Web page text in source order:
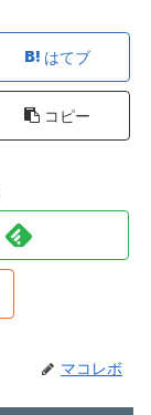
はてブ
コピー
マコレボ